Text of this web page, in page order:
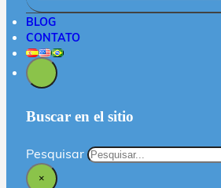
BLOG
CONTATO
Buscar en el sitio
Pesquisar
×